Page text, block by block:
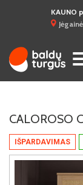
KAUNO
IŠPARDAVIMAS
CALOROSO